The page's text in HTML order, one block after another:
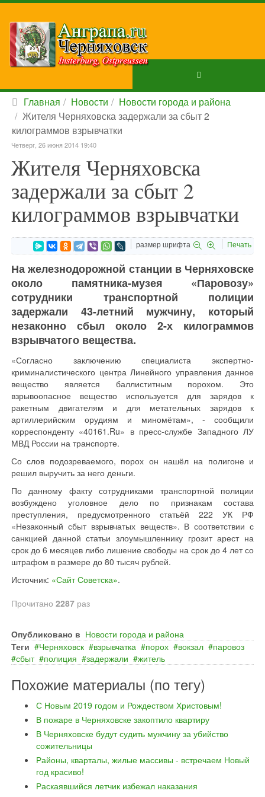
Главная Новости
Новости города и района
Жителя Черняховска задержали за сбыт 2
килограммов взрывчатки
Четверг, 26 июня 2014 19:40
Жителя Черняховска
задержали за сбыт 2
килограммов взрывчатки
размер шрифта Печать
На железнодорожной станции в Черняховске
около памятника-музея «Паровозу»
сотрудники транспортной полиции
задержали 43-летний мужчину, который
незаконно сбыл около 2-х килограммов
взрывчатого вещества.
«Согласно заключению специалиста экспертно-
криминалистического центра Линейного управления данное
вещество является баллиститным порохом. Это
взрывоопасное вещество используется для зарядов к
ракетным двигателям и для метательных зарядов к
артиллерийским орудиям и миномётам», - сообщили
корреспонденту «40161.Ru» в пресс-службе Западного ЛУ
МВД России на транспорте.
Со слов подозреваемого, порох он нашёл на полигоне и
решил выручить за него деньги.
По данному факту сотрудниками транспортной полиции
возбуждено уголовное дело по признакам состава
преступления, предусмотренного статьёй 222 УК РФ
«Незаконный сбыт взрывчатых веществ». В соответствии с
санкцией данной статьи злоумышленнику грозит арест на
срок до 6 месяцев либо лишение свободы на срок до 4 лет со
штрафом в размере до 80 тысяч рублей.
Источник: «Сайт Советска».
Прочитано 2287 раз
Опубликовано в Новости города и района
Теги
Черняховск взрывчатка порох вокзал
паровоз
сбыт
полиция задержали житель
Похожие материалы (по тегу)
С Новым 2019 годом и Рождеством Христовым!
В пожаре в Черняховске закоптило квартиру
В Черняховске будут судить мужчину за убийство
сожительницы
Районы, кварталы, жилые массивы - встречаем Новый
год красиво!
Раскаявшийся летчик избежал наказания